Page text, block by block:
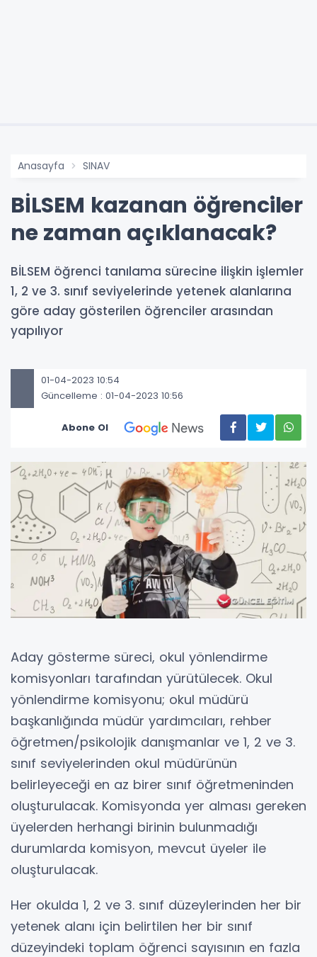
Anasayfa SINAV
BİLSEM kazanan öğrenciler
ne zaman açıklanacak?
BİLSEM öğrenci tanılama sürecine ilişkin işlemler
1, 2 ve 3. sınıf seviyelerinde yetenek alanlarına
göre aday gösterilen öğrenciler arasından
yapılıyor
01-04-2023 10:54
Güncelleme : 01-04-2023 10:56
Abone Ol
Aday gösterme süreci, okul yönlendirme
komisyonları tarafından yürütülecek. Okul
yönlendirme komisyonu; okul müdürü
başkanlığında müdür yardımcıları, rehber
öğretmen/psikolojik danışmanlar ve 1, 2 ve 3.
sınıf seviyelerinden okul müdürünün
belirleyeceği en az birer sınıf öğretmeninden
oluşturulacak. Komisyonda yer alması gereken
üyelerden herhangi birinin bulunmadığı
durumlarda komisyon, mevcut üyeler ile
oluşturulacak.
Her okulda 1, 2 ve 3. sınıf düzeylerinden her bir
yetenek alanı için belirtilen her bir sınıf
düzeyindeki toplam öğrenci sayısının en fazla